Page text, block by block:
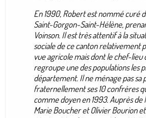
En 1990, Robert est nommé curé
Saint-Gorgon-Saint-Hélène,
Voinson. Il est très attentif à la
sociale de ce canton relativement
vue agricole mais dont le chef-lieu
regroupe une des populations les
département. Il ne ménage pas sa
fraternellement ses 10 confrères
comme doyen en 1993. Auprès de
Marie Boucher et Olivier Bourion